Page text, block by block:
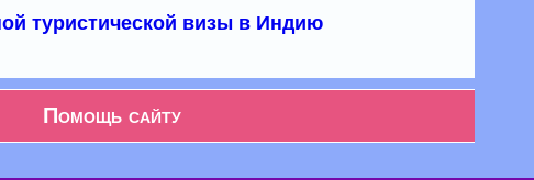
туристической визы в Индию
Помощь сайту